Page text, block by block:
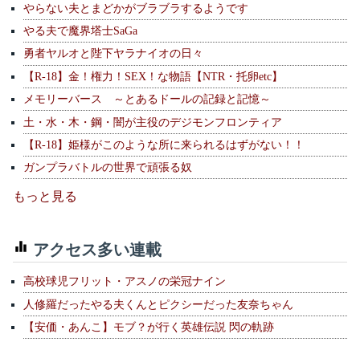
やらない夫とまどかがブラブラするようです
やる夫で魔界塔士SaGa
勇者ヤルオと陛下ヤラナイオの日々
【R-18】金！権力！SEX！な物語【NTR・托卵etc】
メモリーバース ～とあるドールの記録と記憶～
土・水・木・鋼・闇が主役のデジモンフロンティア
【R-18】姫様がこのような所に来られるはずがない！！
ガンプラバトルの世界で頑張る奴
もっと見る
アクセス多い連載
高校球児フリット・アスノの栄冠ナイン
人修羅だったやる夫くんとピクシーだった友奈ちゃん
【安価・あんこ】モブ？が行く英雄伝説 閃の軌跡